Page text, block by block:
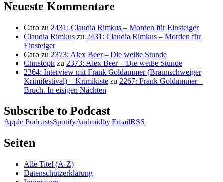
Neueste Kommentare
Caro zu 2431: Claudia Rimkus – Morden für Einsteiger
Claudia Rimkus zu 2431: Claudia Rimkus – Morden für
Einsteiger
Caro zu 2373: Alex Beer – Die weiße Stunde
Christoph zu 2373: Alex Beer – Die weiße Stunde
2364: Interview mit Frank Goldammer (Braunschweiger
Krimifestival) – Krimikiste zu 2267: Frank Goldammer –
Bruch. In eisigen Nächten
Subscribe to Podcast
Apple PodcastsSpotifyAndroidby EmailRSS
Seiten
Alle Titel (A-Z)
Datenschutzerklärung